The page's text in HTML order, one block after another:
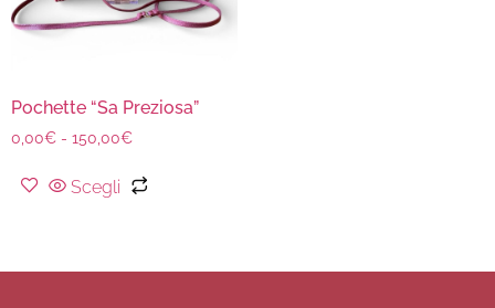
Pochette “Sa Preziosa”
0,00€ - 150,00€
Scegli